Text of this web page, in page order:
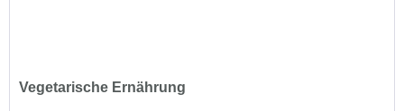
Vegetarische Ernährung